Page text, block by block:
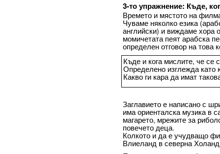
3-то упражнение: Къде,
Времето и мястото на
Чуваме няколко езика
английски) и виждаме хора
момичетата пеят арабска
определен отговор на това
Къде и кога мислите, че се
Определено изглежда
Какво ги кара да имат
Заглавието е написано с
има ориенталска музика в
магарето, мрежите за
повечето деца.
Колкото и да е учудващо
Влиеланд в северна